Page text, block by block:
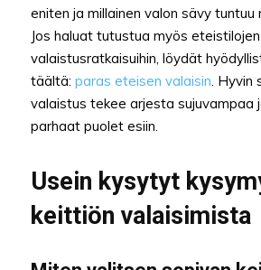
eniten ja millainen valon sävy tuntuu
Jos haluat tutustua myös eteistilojen
valaistusratkaisuihin, löydät
täältä: paras eteisen valaisin .
valaistus tekee arjesta sujuvampaa
parhaat puolet esiin.
Usein kysytyt
keittiön valaisimista